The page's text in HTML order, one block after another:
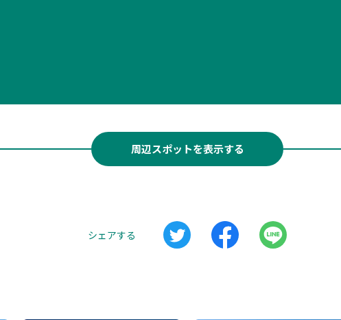
周辺スポットを表示する
シェアする